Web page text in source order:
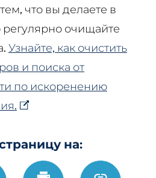
что вы делаете в
регулярно очищайте
Узнайте, как очистить
и поиска от
по искоренению
на:
Печать
https://
Link